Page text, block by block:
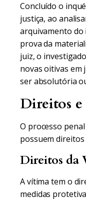
Concluído o
justiça, ao
arquivamento do
prova da
juiz, o
novas oitivas em
ser absolutória
Direitos e
O processo
possuem
Direitos da
A vítima tem o
medidas